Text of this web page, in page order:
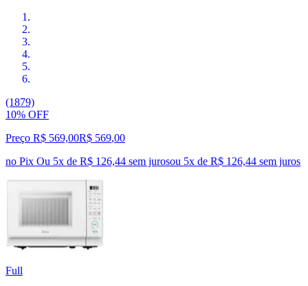
(1879)
10% OFF
Preço R$ 569,00R$ 569,00
no Pix Ou 5x de R$ 126,44 sem jurosou 5x de R$ 126,44 sem juros
Full